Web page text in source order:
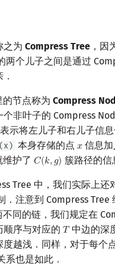
之为 Compress Tree ，因
两个儿子之间是通过
的节点称为 Compress
非叶子的 Compress
示将左儿子和右儿子信
本身存储的点 𝑥
x 信息
维护了 𝐶(𝑘,𝑔)
C(k,g) 簇路径的信
Tree 中，我们实际上还
．注意到 Compress Tree
同的链，我们规定在
顺序与对应的 𝑇
T 中边的深
度越浅．同样，对于每个
系也是如此．